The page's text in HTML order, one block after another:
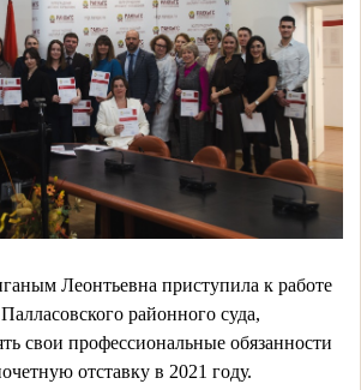
Леонтьевна приступила к работе
районного суда,
свои профессиональные обязанности
отставку в 2021 году.